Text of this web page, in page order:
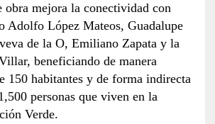
obra mejora la conectividad con
Adolfo López Mateos, Guadalupe
de la O, Emiliano Zapata y la
beneficiando de manera
150 habitantes y de forma indirecta
personas que viven en la
Verde.